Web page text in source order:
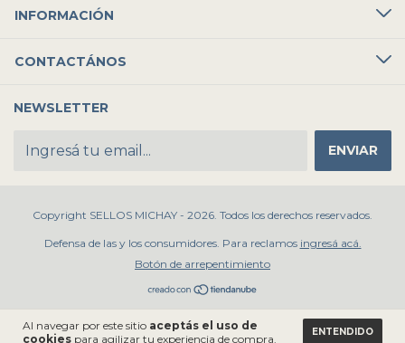
Al navegar por este sitio aceptás el uso de
cookies para agilizar tu experiencia de compra.
ENTENDIDO
INFORMACIÓN
CONTACTÁNOS
NEWSLETTER
Copyright SELLOS MICHAY - 2026. Todos los derechos reservados.
Defensa de las y los consumidores. Para reclamos ingresá acá.
Botón de arrepentimiento